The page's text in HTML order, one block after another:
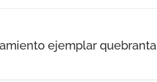
opciones
se
ejemplar